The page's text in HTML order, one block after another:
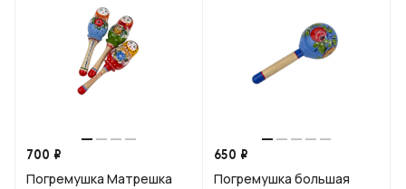
700 ₽
Погремушка Матрешка
650 ₽
Погремушка большая